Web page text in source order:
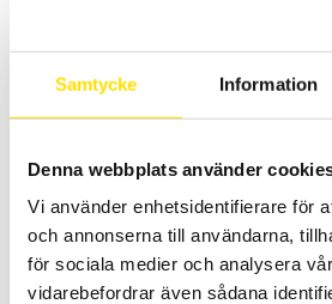
Samtycke Information
Denna webbplats använder
Vi använder enhetsidentifierare för
och annonserna till användarna,
för sociala medier och analysera
vidarebefordrar även sådana
GSV1A8USB – 8 kanalig
Lastcellsförstärkaren GSV1A8USB från
användarvänlig förstärkare med
36,050.00 kr